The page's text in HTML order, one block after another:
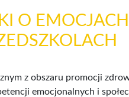
O
z obszaru promocji
emocjonalnych i